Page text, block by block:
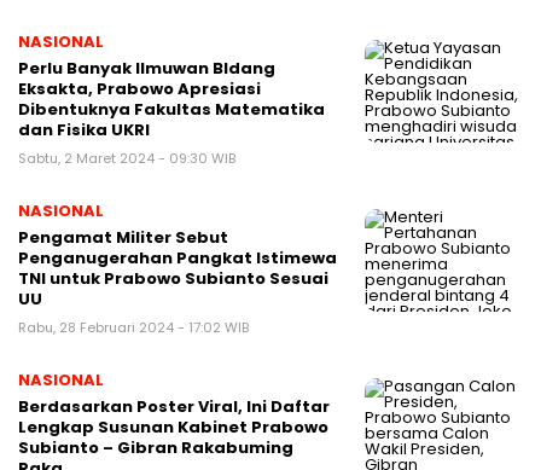
NASIONAL
Perlu Banyak Ilmuwan BIdang
Eksakta, Prabowo Apresiasi
Dibentuknya Fakultas Matematika
dan Fisika UKRI
Sabtu, 2 Maret 2024 - 09:30 WIB
NASIONAL
Pengamat Militer Sebut
Penganugerahan Pangkat Istimewa
TNI untuk Prabowo Subianto Sesuai
UU
Rabu, 28 Februari 2024 - 17:02 WIB
NASIONAL
Berdasarkan Poster Viral, Ini Daftar
Lengkap Susunan Kabinet Prabowo
Subianto – Gibran Rakabuming